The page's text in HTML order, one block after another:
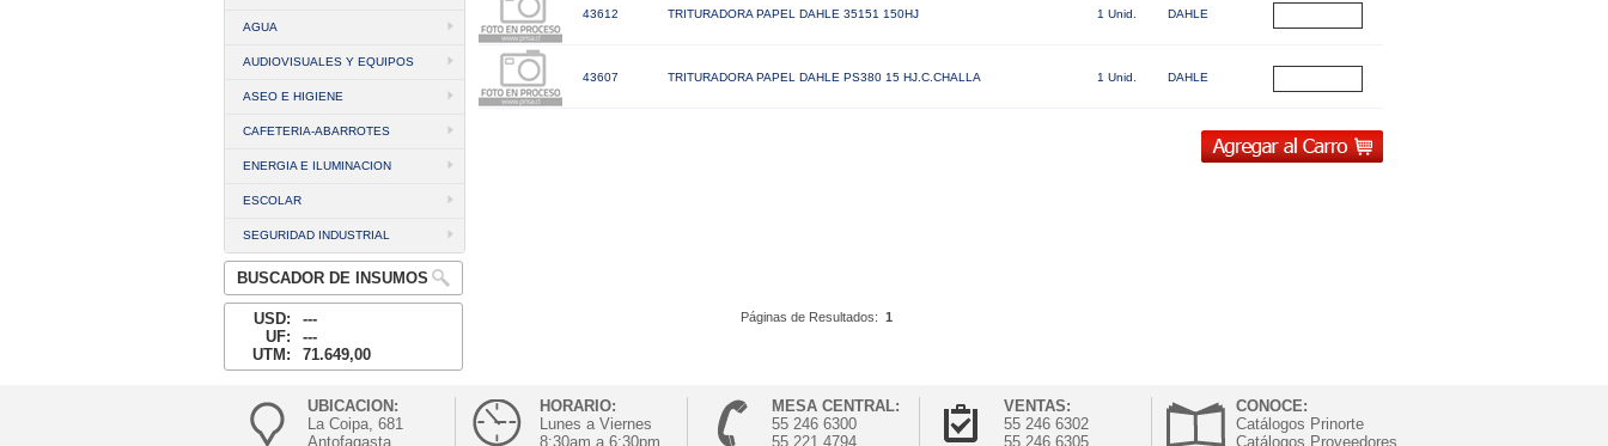
AGUA
AUDIOVISUALES Y EQUIPOS
ASEO E HIGIENE
CAFETERIA-ABARROTES
ENERGIA E ILUMINACION
ESCOLAR
SEGURIDAD INDUSTRIAL
BUSCADOR DE INSUMOS
USD:
---
UF:
---
UTM:
71.649,00
43612 TRITURADORA PAPEL DAHLE 35151 150HJ 1 Unid. DAHLE
43607 TRITURADORA PAPEL DAHLE PS380 15 HJ.C.CHALLA 1 Unid. DAHLE
Páginas de Resultados:1
UBICACION:
La Coipa, 681
Antofagasta
HORARIO:
Lunes a Viernes
8:30am a 6:30pm
MESA CENTRAL:
55 246 6300
55 221 4794
VENTAS:
55 246 6302
55 246 6305
CONOCE:
Catálogos Prinorte
Catálogos Proveedores